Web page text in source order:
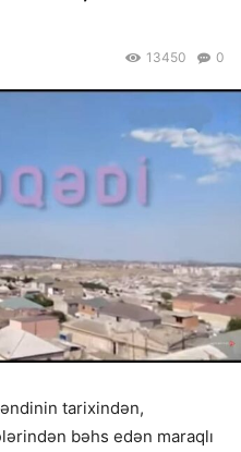
0
13450
tarixindən,
bəhs edən maraqlı